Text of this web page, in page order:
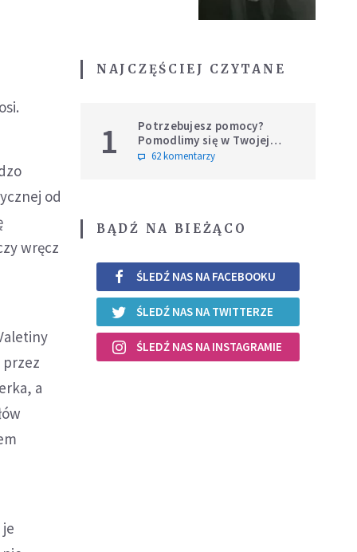
od
wręcz
a
NAJCZĘŚCIEJ CZYTANE
1
Potrzebujesz pomocy?
Pomodlimy się w Twojej
intencji
62 komentarzy
BĄDŹ NA BIEŻĄCO
ŚLEDŹ NAS NA FACEBOOKU
ŚLEDŹ NAS NA TWITTERZE
ŚLEDŹ NAS NA INSTAGRAMIE